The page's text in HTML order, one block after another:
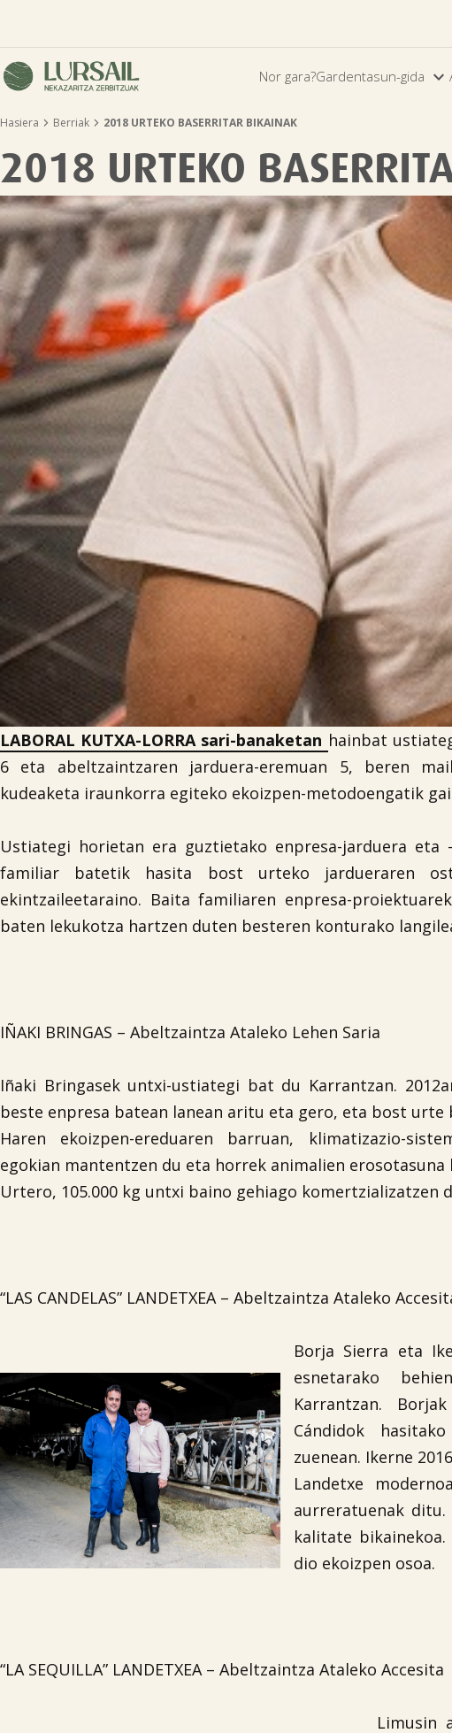
Nor gara?Gardentasun-gida 
Hasiera  Berriak  2018 URTEKO BASERRITAR BIKAINAK
2018 URTEKO
LABORAL KUTXA-LORRA sari-banaketan hainbat
6 eta abeltzaintzaren jarduera-eremuan 5, beren
kudeaketa iraunkorra egiteko ekoizpen-metodoengatik
Ustiategi horietan era guztietako enpresa-jarduera
familiar batetik hasita bost urteko jardueraren
ekintzaileetaraino. Baita familiaren enpresa-
baten lekukotza hartzen duten besteren konturako
IÑAKI BRINGAS – Abeltzaintza Ataleko Lehen Saria
Iñaki Bringasek untxi-ustiategi bat du Karrantzan.
beste enpresa batean lanean aritu eta gero, eta bost urte
Haren ekoizpen-ereduaren barruan, klimatizazio-
egokian mantentzen du eta horrek animalien erosotasuna
Urtero, 105.000 kg untxi baino gehiago komertzializatzen
“LAS CANDELAS” LANDETXEA – Abeltzaintza Ataleko
Borja Sierra eta
esnetarako
Karrantzan.
Cándidok
zuenean. Ikerne
Landetxe
aurreratuenak
kalitate
dio ekoizpen osoa.
“LA SEQUILLA” LANDETXEA – Abeltzaintza Ataleko Accesita
Limusin